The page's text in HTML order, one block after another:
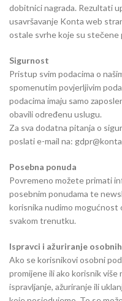
dobitnici nagrada. Rezultati
usavršavanje Konta web
ostale svrhe koje su stečene
Sigurnost
Pristup svim podacima o
spomenutim povjerljivim
podacima imaju samo
obavili određenu uslugu.
Za sva dodatna pitanja o
poslati e-mail na:
Posebna ponuda
Povremeno možete primati
posebnim ponudama te
korisnika nudimo mogućnost
svakom trenutku.
Ispravci i ažuriranje
Ako se korisnikovi osobni
promijene ili ako korisnik više
ispravljanje, ažuriranje ili